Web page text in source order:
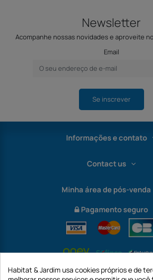
Newsletter
Acompanhe nossas novidades e aproveite
Email
Se inscrever
Informações e contato
Contact us
Minha área de pós-venda
Pagamento seguro
Habitat & Jardim usa cookies próprios e de